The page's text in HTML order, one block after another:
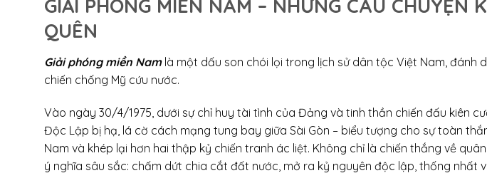
GIẢI PHÓNG MIỀN NAM – NHỮNG CÂU CHUYỆN
QUÊN
Giải phóng miền Namlà một dấu son chói lọi trong lịch sử dân tộc Việt Nam, đánh
chiến chống Mỹ cứu nước.
Vào ngày 30/4/1975, dưới sự chỉ huy tài tình của Đảng và tinh thần chiến đấu kiên
Độc Lập bị hạ, lá cờ cách mạng tung bay giữa Sài Gòn – biểu tượng cho sự toàn
Nam và khép lại hơn hai thập kỷ chiến tranh ác liệt. Không chỉ là chiến thắng về quân
ý nghĩa sâu sắc: chấm dứt chia cắt đất nước, mở ra kỷ nguyên độc lập, thống nhất